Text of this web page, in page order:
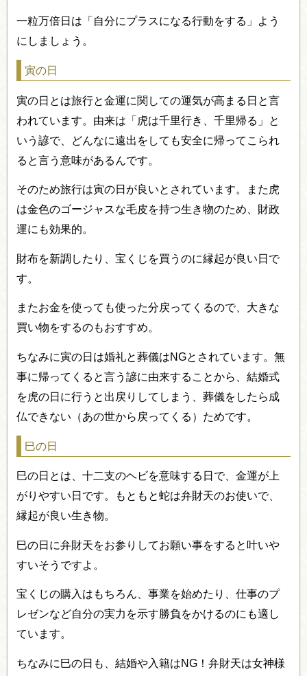
一粒万倍日は「自分にプラスになる行動をする」よう
にしましょう。
寅の日
寅の日とは旅行と金運に関しての運気が高まる日と言
われています。由来は「虎は千里行き、千里帰る」と
いう諺で、どんなに遠出をしても安全に帰ってこられ
ると言う意味があるんです。
そのため旅行は寅の日が良いとされています。また虎
は金色のゴージャスな毛皮を持つ生き物のため、財政
運にも効果的。
財布を新調したり、宝くじを買うのに縁起が良い日で
す。
またお金を使っても使った分戻ってくるので、大きな
買い物をするのもおすすめ。
ちなみに寅の日は婚礼と葬儀はNGとされています。無
事に帰ってくると言う諺に由来することから、結婚式
を虎の日に行うと出戻りしてしまう、葬儀をしたら成
仏できない（あの世から戻ってくる）ためです。
巳の日
巳の日とは、十二支のヘビを意味する日で、金運が上
がりやすい日です。もともと蛇は弁財天のお使いで、
縁起が良い生き物。
巳の日に弁財天をお参りしてお願い事をすると叶いや
すいそうですよ。
宝くじの購入はもちろん、事業を始めたり、仕事のプ
レゼンなど自分の実力を示す勝負をかけるのにも適し
ています。
ちなみに巳の日も、結婚や入籍はNG！弁財天は女神様